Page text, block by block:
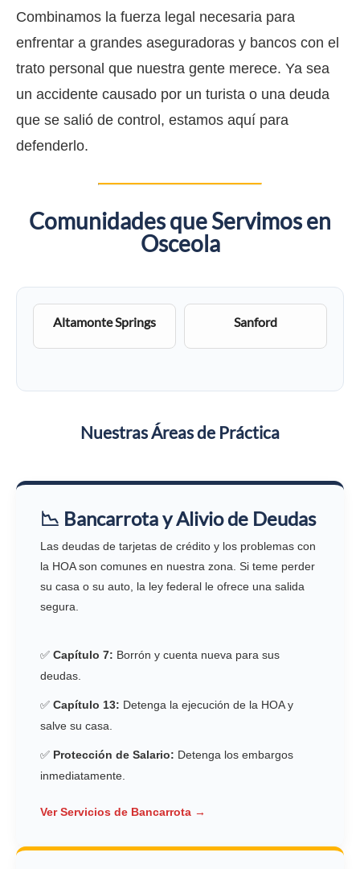
Combinamos la fuerza legal necesaria para
enfrentar a grandes aseguradoras y bancos con el
trato personal que nuestra gente merece. Ya sea
un accidente causado por un turista o una deuda
que se salió de control, estamos aquí para
defenderlo.
Comunidades que Servimos en
Osceola
Altamonte Springs Sanford
Nuestras Áreas de Práctica
📉 Bancarrota y Alivio de Deudas
Las deudas de tarjetas de crédito y los problemas con
la HOA son comunes en nuestra zona. Si teme perder
su casa o su auto, la ley federal le ofrece una salida
segura.
✅ Capítulo 7: Borrón y cuenta nueva para sus
deudas.
✅ Capítulo 13: Detenga la ejecución de la HOA y
salve su casa.
✅ Protección de Salario: Detenga los embargos
inmediatamente.
Ver Servicios de Bancarrota →